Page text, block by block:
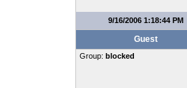
9/16/2006 1:18:44 PM
Guest
Group: blocked